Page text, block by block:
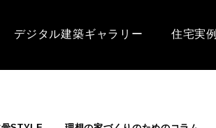
デジタル建築ギャラリー 住宅実例